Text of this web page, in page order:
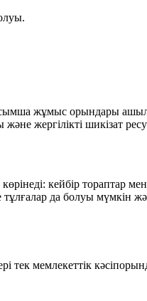
жұмыс орындары
жергілікті шикізат
кейбір тораптар
тұлғалар да болуы
мемлекеттік